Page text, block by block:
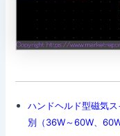
ハンドヘルド型磁気
別（36W～60W、60W